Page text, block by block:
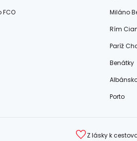
Miláno
Rím
Paríž
Benátky
Porto
Z lásky k